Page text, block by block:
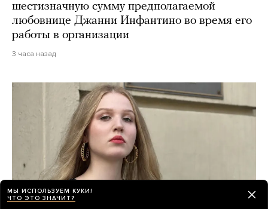
шестизначную сумму предполагаемой
любовнице Джанни Инфантино во время его
работы в организации
3 часа назад
МЫ ИСПОЛЬЗУЕМ КУКИ!
ЧТО ЭТО ЗНАЧИТ?